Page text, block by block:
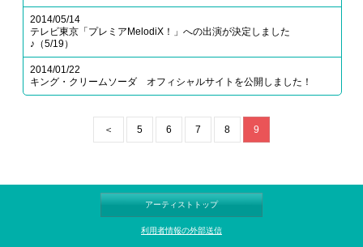
2014/05/14
テレビ東京「プレミアMelodiX！」への出演が決定しました
♪（5/19）
2014/01/22
キング・クリームソーダ オフィシャルサイトを公開しました！
＜ 5 6 7 8 9
アーティストトップ
利用者情報の外部送信